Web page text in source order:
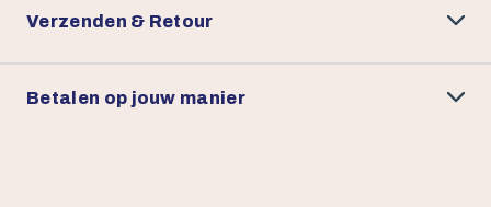
Verzenden & Retour
Betalen op jouw manier